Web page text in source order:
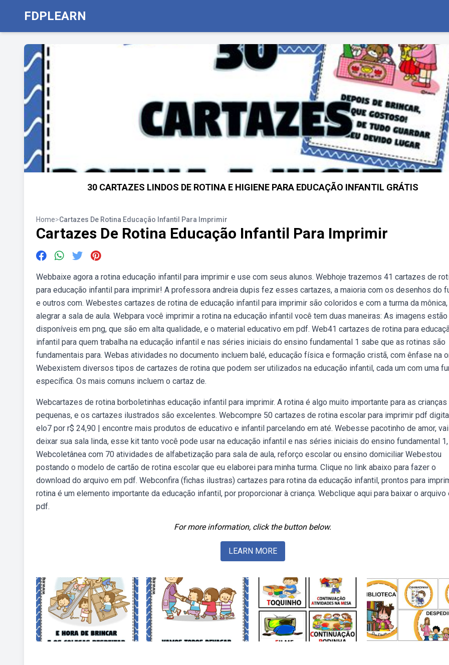
FDPLEARN
30 CARTAZES LINDOS DE ROTINA E HIGIENE PARA EDUCAÇÃO INFANTIL GRÁTIS
Home>Cartazes De Rotina Educação Infantil Para Imprimir
Cartazes De Rotina Educação Infantil Para Imprimir
Webbaixe agora a rotina educação infantil para imprimir e use com seus alunos. Webhoje trazemos 41 cartazes de
para educação infantil para imprimir! A professora andreia dupis fez esses cartazes, a maioria com os desenhos do
e outros com. Webestes cartazes de rotina de educação infantil para imprimir são coloridos e com a turma da mônica,
alegrar a sala de aula. Webpara você imprimir a rotina na educação infantil você tem duas maneiras: As imagens estão
disponíveis em png, que são em alta qualidade, e o material educativo em pdf. Web41 cartazes de rotina para
infantil para quem trabalha na educação infantil e nas séries iniciais do ensino fundamental 1 sabe que as rotinas são
fundamentais para. Webas atividades no documento incluem balé, educação física e formação cristã, com ênfase na
Webexistem diversos tipos de cartazes de rotina que podem ser utilizados na educação infantil, cada um com uma
específica. Os mais comuns incluem o cartaz de.
Webcartazes de rotina borboletinhas educação infantil para imprimir. A rotina é algo muito importante para as crianças
pequenas, e os cartazes ilustrados são excelentes. Webcompre 50 cartazes de rotina escolar para imprimir pdf
elo7 por r$ 24,90 | encontre mais produtos de educativo e infantil parcelando em até. Webesse pacotinho de amor, vai
deixar sua sala linda, esse kit tanto você pode usar na educação infantil e nas séries iniciais do ensino fundamental
Webcoletânea com 70 atividades de alfabetização para sala de aula, reforço escolar ou ensino domiciliar Webestou
postando o modelo de cartão de rotina escolar que eu elaborei para minha turma. Clique no link abaixo para fazer o
download do arquivo em pdf. Webconfira (fichas ilustras) cartazes para rotina da educação infantil, prontos para
rotina é um elemento importante da educação infantil, por proporcionar à criança. Webclique aqui para baixar o arquivo
pdf.
For more information, click the button below.
LEARN MORE